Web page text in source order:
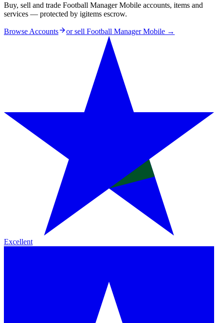
Buy, sell and trade Football Manager Mobile accounts, items and
services — protected by igitems escrow.
Browse Accounts or sell Football Manager Mobile →
Excellent